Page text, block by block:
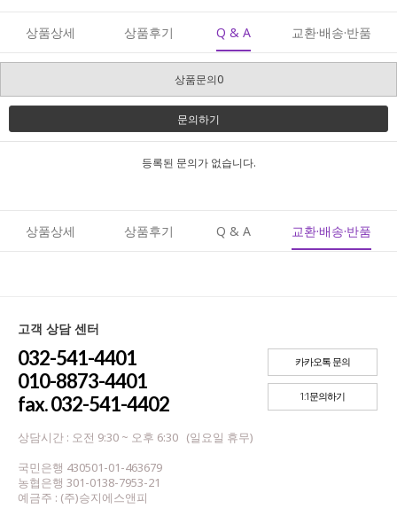
상품상세 상품후기 Q & A 교환·배송·반품
상품문의0
문의하기
등록된 문의가 없습니다.
상품상세 상품후기 Q & A 교환·배송·반품
고객 상담 센터
032-541-4401
010-8873-4401
fax. 032-541-4402
상담시간 : 오전 9:30 ~ 오후 6:30 (일요일 휴무)
국민은행 430501-01-463679
농협은행 301-0138-7953-21
예금주 : (주)승지에스앤피
카카오톡 문의
1:1문의하기